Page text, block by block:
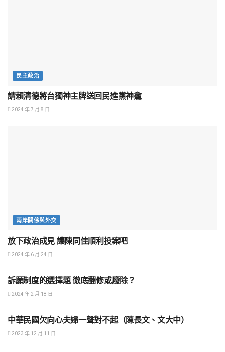
民主政治
請賴清德將台獨神主牌送回民進黨神龕
2024 年 7 月 8 日
兩岸關係與外交
放下政治成見 讓陳同佳順利投案吧
2024 年 6 月 24 日
訴願制度的選擇題 徹底翻修或廢除？
2024 年 2 月 18 日
中華民國欠向心夫婦一聲對不起（陳長文、文大中）
2023 年 12 月 11 日